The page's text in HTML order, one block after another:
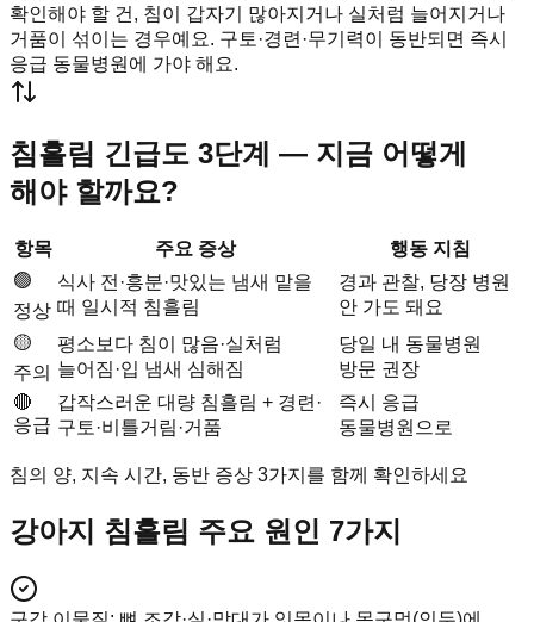
확인해야 할 건, 침이 갑자기 많아지거나 실처럼 늘어지거나
거품이 섞이는 경우예요. 구토·경련·무기력이 동반되면 즉시
응급 동물병원에 가야 해요.
침흘림 긴급도 3단계 — 지금 어떻게
해야 할까요?
항목 주요 증상
행동 지침
🟢
정상
식사 전·흥분·맛있는 냄새 맡을
때 일시적 침흘림
경과 관찰, 당장 병원
안 가도 돼요
🟡
주의
평소보다 침이 많음·실처럼
늘어짐·입 냄새 심해짐
당일 내 동물병원
방문 권장
🔴
응급
갑작스러운 대량 침흘림 + 경련·
구토·비틀거림·거품
즉시 응급
동물병원으로
침의 양, 지속 시간, 동반 증상 3가지를 함께 확인하세요
강아지 침흘림 주요 원인 7가지